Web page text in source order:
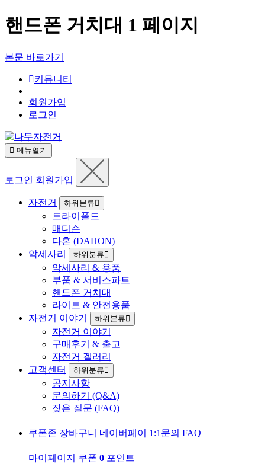
핸드폰 거치대 1 페이지
본문 바로가기
커뮤니티
회원가입
로그인
메뉴열기
로그인 회원가입
자전거 하위분류
트라이폴드
매디슨
다혼 (DAHON)
악세사리
하위분류
악세사리 & 용품
부품 & 서비스파트
핸드폰 거치대
라이트 & 안전용품
자전거 이야기
하위분류
자전거 이야기
구매후기 & 출고
자전거 겔러리
고객센터
하위분류
공지사항
문의하기 (Q&A)
잦은 질문 (FAQ)
쿠폰존 장바구니 네이버페이 1:1문의 FAQ
마이페이지 쿠폰 0 포인트